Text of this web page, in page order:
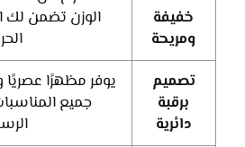
خفيفة
ومريحة
الوزن تضمن لك
تصميم
برقبة
دائرية
يوفر مظهرًا
جميع